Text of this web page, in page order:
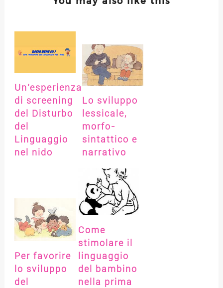
Un’esperienza
di screening
del Disturbo
del
Linguaggio
nel nido
Lo sviluppo
lessicale,
morfo-
sintattico e
narrativo
Per favorire
lo sviluppo
del
Come
stimolare il
linguaggio
del bambino
nella prima